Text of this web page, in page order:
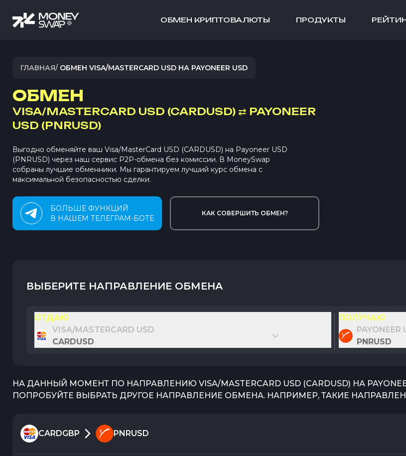
ОБМЕН КРИПТОВАЛЮТЫ ПРОДУКТЫ
ГЛАВНАЯ/ ОБМЕН VISA/MASTERCARD USD НА PAYONEER USD
ОБМЕН
VISA/MASTERCARD USD (CARDUSD) ⇄ PAYONEER
USD (PNRUSD)
Выгодно обменяйте ваш Visa/MasterCard USD (CARDUSD) на Payoneer USD
(PNRUSD) через наш сервис P2P-обмена без комиссии. В MoneySwap
собраны лучшие обменники. Мы гарантируем лучший курс обмена с
максимальной безопасностью сделки.
БОЛЬШЕ ФУНКЦИЙ
В НАШЕМ ТЕЛЕГРАМ-БОТЕ
КАК СОВЕРШИТЬ ОБМЕН?
ВЫБЕРИТЕ НАПРАВЛЕНИЕ ОБМЕНА
ОТДАЮ
VISA/MASTERCARD USD
CARDUSD
ПОЛУЧАЮ
PAYONEER
PNRUSD
НА ДАННЫЙ МОМЕНТ ПО НАПРАВЛЕНИЮ VISA/MASTERCARD USD (CARDUSD) НА
ПОПРОБУЙТЕ ВЫБРАТЬ ДРУГОЕ НАПРАВЛЕНИЕ ОБМЕНА. НАПРИМЕР, ТАКИЕ
CARDGBP PNRUSD